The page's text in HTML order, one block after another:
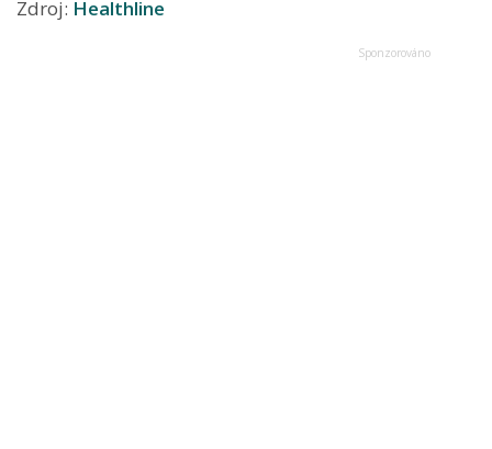
Zdroj: Healthline